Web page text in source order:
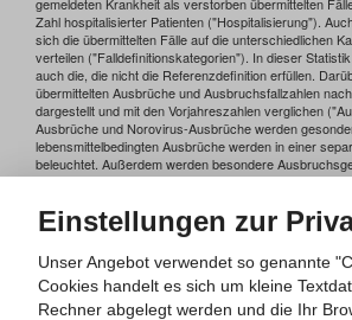
Einstellungen zur
Unser Angebot verwendet so genannte
Cookies handelt es sich um kleine
Rechner abgelegt werden und die Ihr